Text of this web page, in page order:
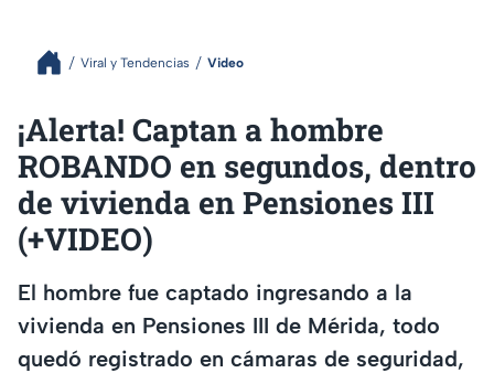
Viral y Tendencias Video
¡Alerta! Captan a hombre
ROBANDO en segundos, dentro
de vivienda en Pensiones III
(+VIDEO)
El hombre fue captado ingresando a la
vivienda en Pensiones III de Mérida, todo
quedó registrado en cámaras de seguridad,